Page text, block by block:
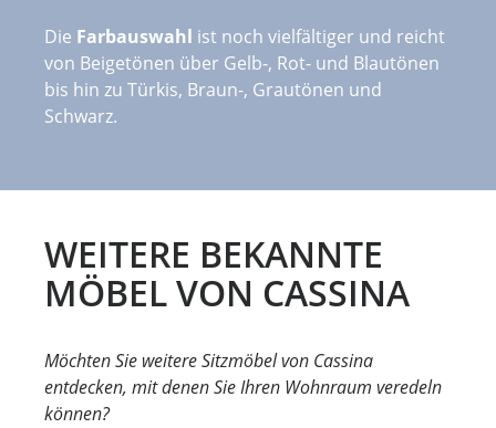
Die Farbauswahl ist noch vielfältiger und reicht
von Beigetönen über Gelb-, Rot- und Blautönen
bis hin zu Türkis, Braun-, Grautönen und
Schwarz.
WEITERE BEKANNTE
MÖBEL VON CASSINA
Möchten Sie weitere Sitzmöbel von Cassina
entdecken, mit denen Sie Ihren Wohnraum veredeln
können?